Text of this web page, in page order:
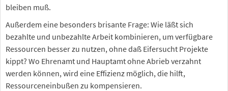
bleiben muß.
Außerdem eine besonders brisante Frage: Wie läßt sich
bezahlte und unbezahlte Arbeit kombinieren, um verfügbare
Ressourcen besser zu nutzen, ohne daß Eifersucht Projekte
kippt? Wo Ehrenamt und Hauptamt ohne Abrieb verzahnt
werden können, wird eine Effizienz möglich, die hilft,
Ressourceneinbußen zu kompensieren.